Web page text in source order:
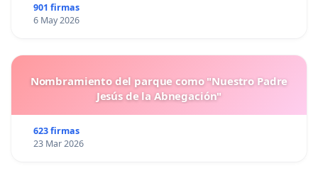
901 firmas
6 May 2026
Nombramiento del parque como "Nuestro Padre
Jesús de la Abnegación"
623 firmas
23 Mar 2026